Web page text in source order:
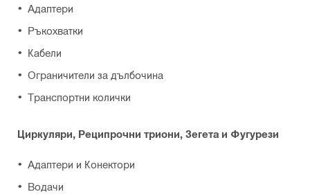
Адаптери
Ръкохватки
Кабели
Ограничители за дълбочина
Транспортни колички
Циркуляри, Реципрочни триони, Зегета и Фугурези
Адаптери и Конектори
Водачи